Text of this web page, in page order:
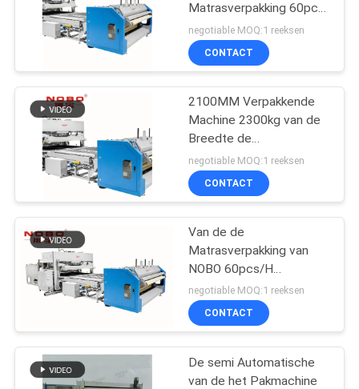
matras naaimachine
De Machine van de
matrasverpakking
Sofa Spring Machine
Matrasverpakking 60pcs
per Uur
negotiable MOQ:1 reeksen
CONTACT
2100MM Verpakkende
Machine 2300kg van de
Breedte de
Automatische Matras
negotiable MOQ:1 reeksen
CONTACT
Van de de
Matrasverpakking van
NOBO 60pcs/H
Efficiency van de de
Machine de Hoge
Productie
negotiable MOQ:1 reeksen
CONTACT
De semi Automatische
van de het Pakmachine